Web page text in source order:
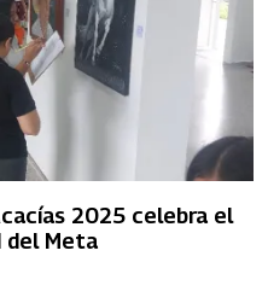
2025 celebra el
del Meta